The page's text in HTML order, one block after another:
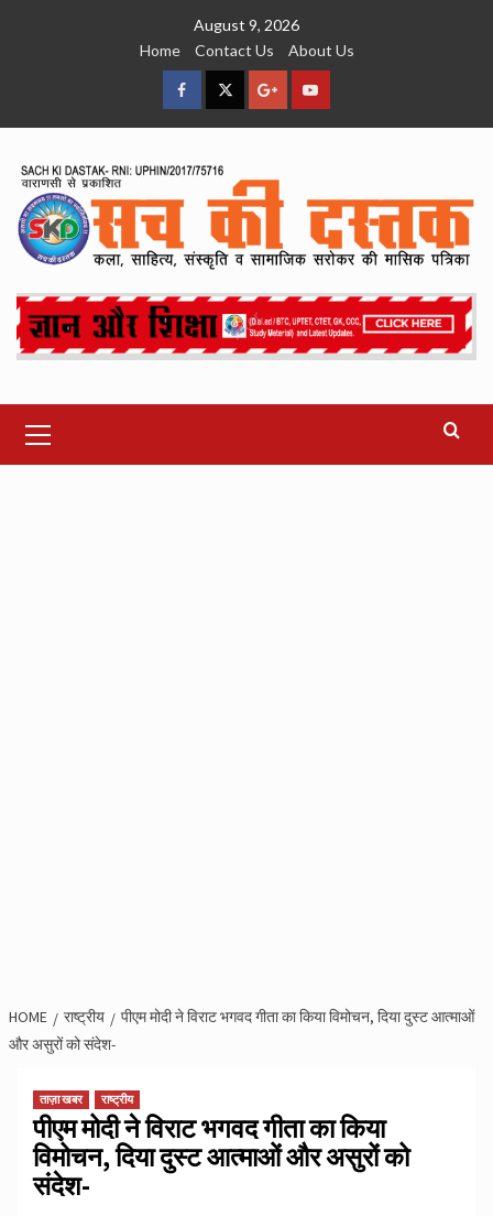
August 9, 2026
Home
Contact Us About Us
facebookTwitterGoogleYouTube
Menu
HOME राष्ट्रीय
पीएम मोदी ने विराट भगवद गीता का किया विमोचन, दिया दुस्ट आत्माओं
और असुरों को संदेश-
ताज़ा खबर राष्ट्रीय
पीएम मोदी ने विराट भगवद गीता का किया
विमोचन, दिया दुस्ट आत्माओं और असुरों को
संदेश-